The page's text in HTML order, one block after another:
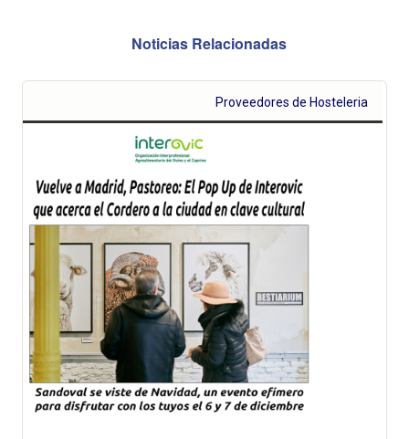
Noticias Relacionadas
Proveedores de Hosteleria